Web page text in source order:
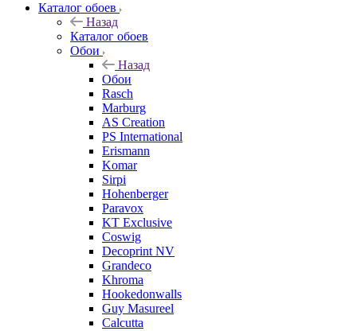
Каталог обоев
Назад
Каталог обоев
Обои
Назад
Обои
Rasch
Marburg
AS Creation
PS International
Erismann
Komar
Sirpi
Hohenberger
Paravox
KT Exclusive
Coswig
Decoprint NV
Grandeco
Khroma
Hookedonwalls
Guy Masureel
Calcutta